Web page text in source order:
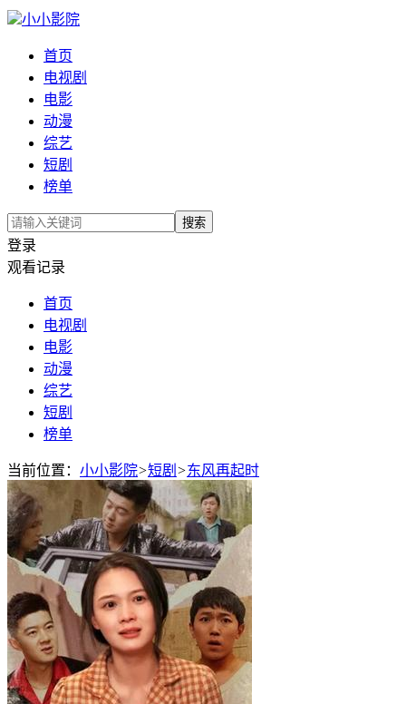
小小影院
首页
电视剧
电影
动漫
综艺
短剧
榜单
搜索
登录
观看记录
首页
电视剧
电影
动漫
综艺
短剧
榜单
当前位置： 小小影院>短剧 >东风再起时